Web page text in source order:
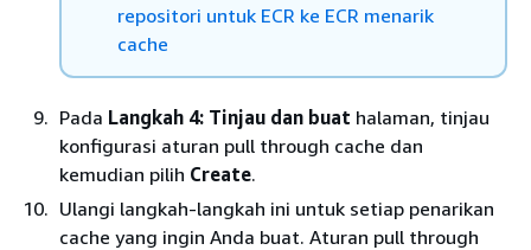
repositori untuk ECR ke ECR menarik
cache
Pada Langkah 4: Tinjau dan buat halaman, tinjau
konfigurasi aturan pull through cache dan
kemudian pilih Create.
Ulangi langkah-langkah ini untuk setiap penarikan
cache yang ingin Anda buat. Aturan pull through